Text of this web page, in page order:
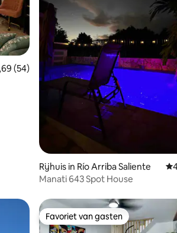
beoordeling van 4,69 op 5, 54
(54)
Rijhuis in Río Arriba Saliente
Manati 643 Spot House
Favoriet van gasten
Favoriet van gasten